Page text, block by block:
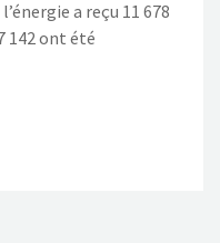
a reçu 11 678
142 ont été